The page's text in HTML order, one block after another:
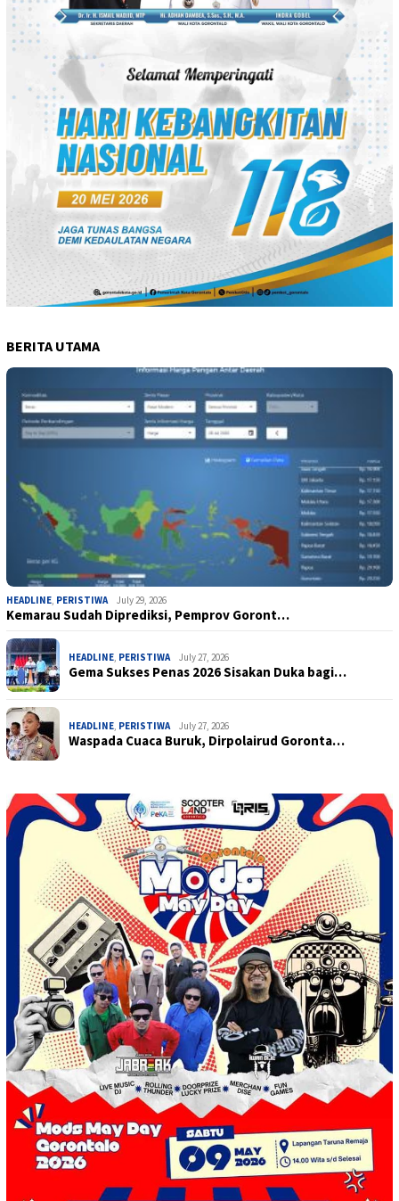
BERITA UTAMA
HEADLINE PERISTIWA July 29, 2026
Kemarau Sudah Diprediksi, Pemprov Goront…
HEADLINE PERISTIWA July 27, 2026
Gema Sukses Penas 2026 Sisakan Duka bagi…
HEADLINE PERISTIWA July 27, 2026
Waspada Cuaca Buruk, Dirpolairud Goronta…